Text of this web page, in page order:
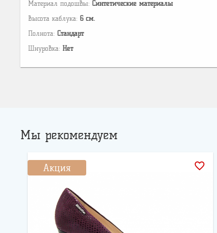
Материал подошвы: Cинтетические материалы
Высота каблука: 6 см.
Полнота: Стандарт
Шнуровка: Нет
Мы рекомендуем
Акция favorite_border